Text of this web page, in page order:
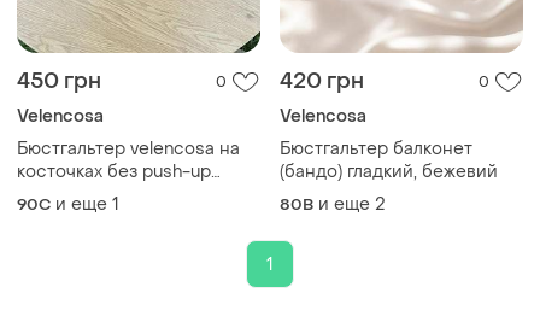
450 грн 0
Velencosa
Бюстгальтер velencosa на
косточках без push-up
черный (vc6072blcc)
90C и еще 1
420 грн 0
Velencosa
Бюстгальтер балконет
(бандо) гладкий, бежевий
80B и еще 2
1